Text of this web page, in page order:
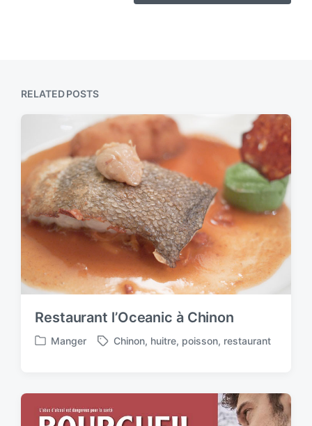
RELATED POSTS
Restaurant l’Oceanic à Chinon
P
t
d
Manger
T
g
e
d
Chinon, huitre, poisson, restaurant